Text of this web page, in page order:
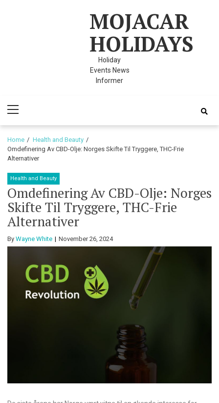
MOJACAR
HOLIDAYS
Holiday
Events News
Informer
Menu
Home
Health and Beauty
Omdefinering Av CBD-Olje: Norges Skifte Til Tryggere, THC-Frie
Alternativer
Health and Beauty
Omdefinering Av CBD-Olje: Norges
Skifte Til Tryggere, THC-Frie
Alternativer
By Wayne White November 26, 2024